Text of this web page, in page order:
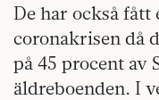
De har också
coronakrisen då
på 45 procent av
äldreboenden. I